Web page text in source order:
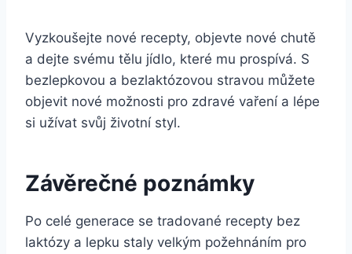
Vyzkoušejte nové recepty, objevte nové chutě
a dejte svému tělu jídlo, které mu prospívá. S
bezlepkovou a bezlaktózovou stravou můžete
objevit nové možnosti pro zdravé vaření a lépe
si užívat svůj životní styl.
Závěrečné poznámky
Po celé generace se tradované recepty bez
laktózy a lepku staly velkým požehnáním pro